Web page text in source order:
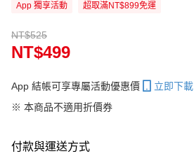
App 獨享活動 超取滿NT$899免運
NT$525
NT$499
App 結帳可享專屬活動優惠價
立即下載
※ 本商品不適用折價券
付款與運送方式